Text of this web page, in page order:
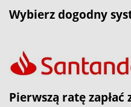
Wybierz dogodny
Pierwszą ratę zapłać